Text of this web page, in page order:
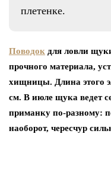
плетенке.
Поводок для ловли
прочного материала,
хищницы. Длина этого
см. В июле щука ведет
приманку по-разному:
наоборот, чересчур